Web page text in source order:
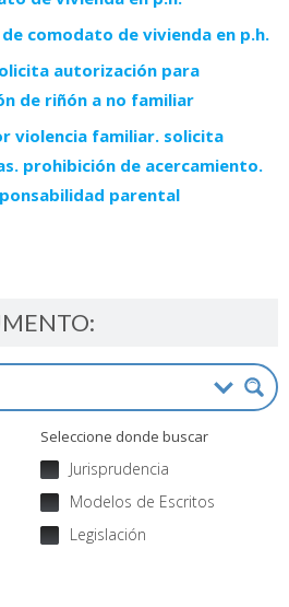
comodato de vivienda en p.h.
autorización para
de riñón a no familiar
violencia familiar. solicita
prohibición de acercamiento.
parental
Seleccione donde buscar
Jurisprudencia
Modelos de Escritos
Legislación